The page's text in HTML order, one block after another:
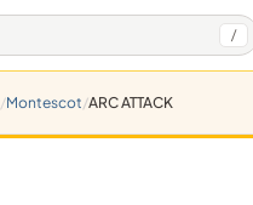
/
Montescot ARC ATTACK